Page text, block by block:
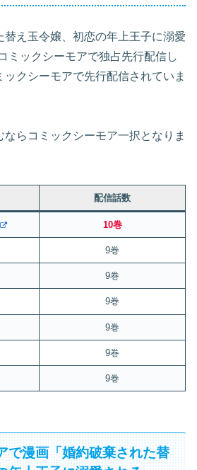
替え玉令嬢、初恋の年上王子に溺愛
ミックシーモアで独占先行配信し
クシーモアで先行配信されていま
らコミックシーモア一択となりま
配信話数
10巻
9巻
9巻
9巻
9巻
9巻
9巻
で漫画「婚約破棄された替